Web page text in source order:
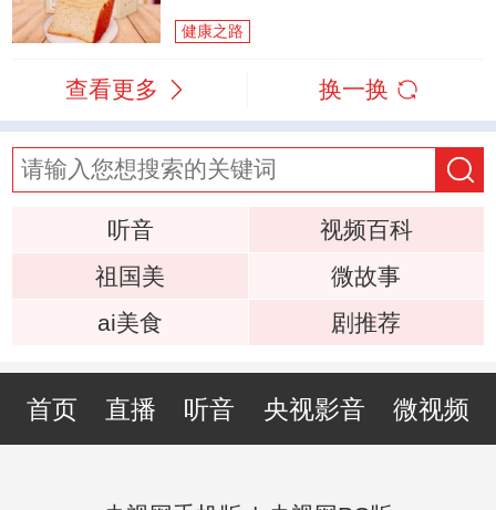
健康之路
查看更多 换一换
听音
视频百科
祖国美
微故事
ai美食
剧推荐
首页 直播 听音 央视影音 微视频